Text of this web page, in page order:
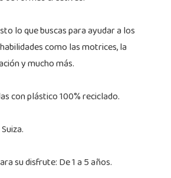
lo que buscas para ayudar a los
como las motrices, la
y mucho más.
con plástico 100% reciclado.
su disfrute: De 1 a 5 años.